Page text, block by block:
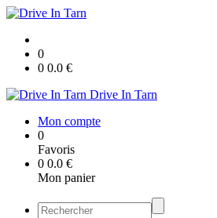
0
0 0.0 €
Drive In Tarn
Mon compte
0
Favoris
0 0.0 €
Mon panier